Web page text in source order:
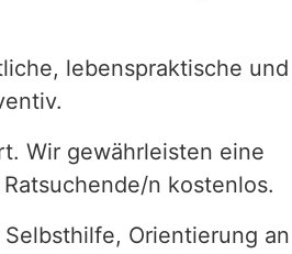
lebenspraktische und
Wir gewährleisten eine
n kostenlos.
Orientierung an